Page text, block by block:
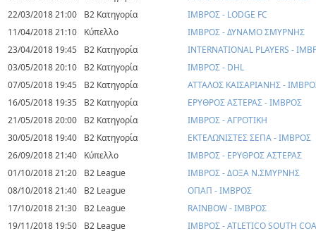
22/03/2018 21:00
Β2 Κατηγορία
ΙΜΒΡΟΣ - LODGE FC
11/04/2018 21:10
Κύπελλο
ΙΜΒΡΟΣ - ΔΥΝΑΜΟ ΣΜΥΡΝΗΣ
23/04/2018 19:45
Β2 Κατηγορία
INTERNATIONAL PLAYERS -
03/05/2018 20:10
Β2 Κατηγορία
ΙΜΒΡΟΣ - DHL
07/05/2018 19:45
Β2 Κατηγορία
ΑΤΤΑΛΟΣ ΚΑΙΣΑΡΙΑΝΗΣ -
16/05/2018 19:35
Β2 Κατηγορία
ΕΡΥΘΡΟΣ ΑΣΤΕΡΑΣ - ΙΜΒΡΟΣ
21/05/2018 20:00
Β2 Κατηγορία
ΙΜΒΡΟΣ - ΑΓΡΟΤΙΚΗ
30/05/2018 19:40
Β2 Κατηγορία
ΕΚΤΕΛΩΝΙΣΤΕΣ ΣΕΠΑ - ΙΜΒΡΟΣ
26/09/2018 21:40
Κύπελλο
ΙΜΒΡΟΣ - ΕΡΥΘΡΟΣ ΑΣΤΕΡΑΣ
01/10/2018 21:20
B2 League
ΙΜΒΡΟΣ - ΔΟΞΑ Ν.ΣΜΥΡΝΗΣ
08/10/2018 21:40
B2 League
ΟΠΑΠ - ΙΜΒΡΟΣ
17/10/2018 21:30
B2 League
RAINBOW - ΙΜΒΡΟΣ
19/11/2018 19:50
B2 League
ΙΜΒΡΟΣ - ATLETICO SOUTH